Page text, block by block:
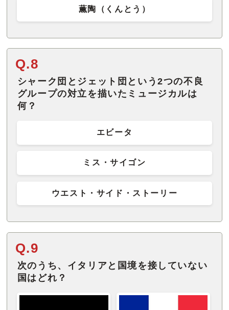
薫陶（くんとう）
Q.8
シャーク団とジェット団という2つの不良
グループの対立を描いたミュージカルは
何？
エビータ
ミス・サイゴン
ウエスト・サイド・ストーリー
Q.9
次のうち、イタリアと国境を接していない
国はどれ？